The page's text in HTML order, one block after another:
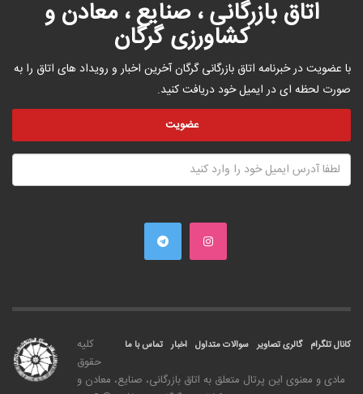
اتاق بازرگانی ، صنایع ، معادن و
کشاورزی گرگان
با عضویت در خبرنامه اتاق بازرگانی گرگان آخرین اخبار و رویداد های اتاق را به
صورت لحظه ای در ایمیل خود دریافت کنید.
تماس با ما اخبار سوالات متداول گالری تصاویر کانال تلگرام
کليه
حقوق
مادی و معنوی اين پرتال متعلق به اتاق بازرگانی، صنايع، معادن و